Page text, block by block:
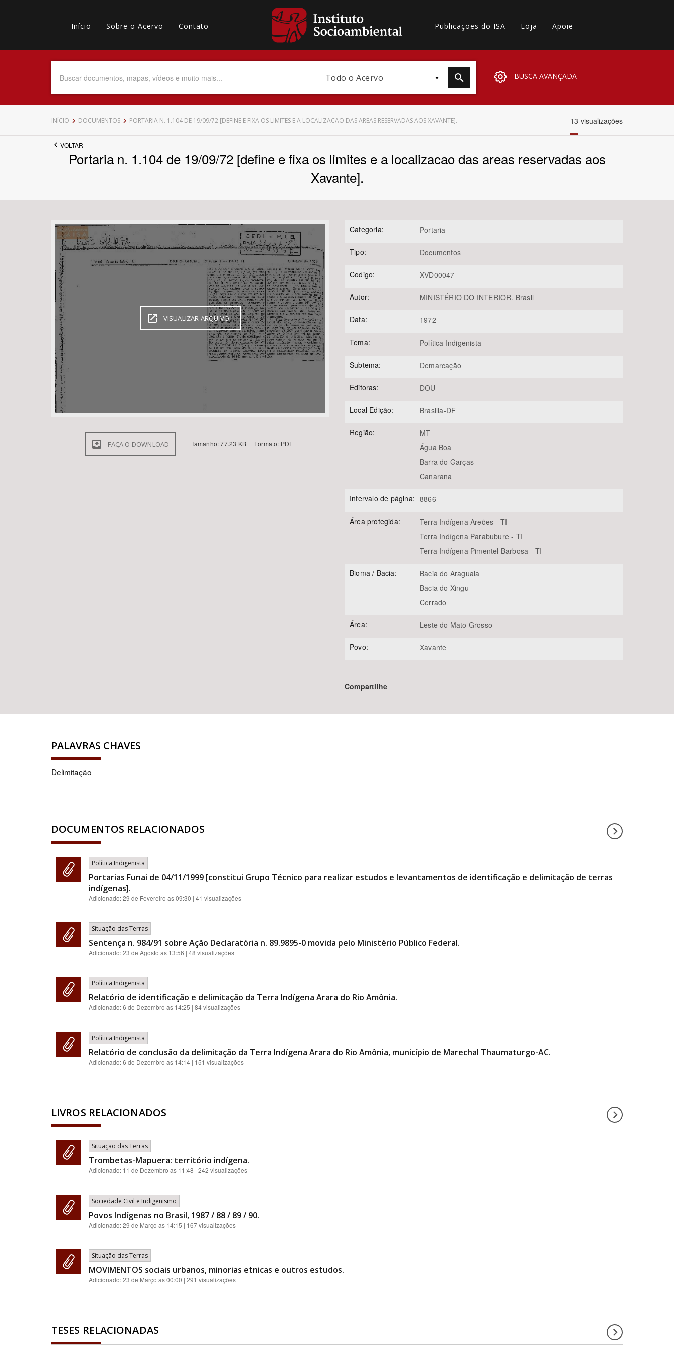
Main
navigation
Início Sobre o Acervo Contato
secundário
Publicações do ISA Loja Apoie
Todo o Acervo BUSCA AVANÇADA
Data do Documento Até
Área de Levantamento Área Protegida
INÍCIO DOCUMENTOS PORTARIA N. 1.104 DE 19/09/72 [DEFINE E FIXA OS LIMITES E A LOCALIZACAO DAS AREAS RESERVADAS AOS XAVANTE]. 13 visualizações
VOLTAR
Portaria n. 1.104 de 19/09/72 [define e fixa os limites e a localizacao das areas reservadas aos
Xavante].
VISUALIZAR ARQUIVO
FAÇA O DOWNLOAD Tamanho: 77.23 KB | Formato: PDF
Categoria: Portaria
Tipo: Documentos
Codigo: XVD00047
Autor: MINISTÉRIO DO INTERIOR. Brasil
Data: 1972
Tema: Política Indigenista
Subtema: Demarcação
Editoras: DOU
Local Edição: Brasilia-DF
Região:
MT
Água Boa
Barra do Garças
Canarana
Intervalo de página: 8866
Área protegida:
Terra Indígena Areões - TI
Terra Indígena Parabubure - TI
Terra Indígena Pimentel Barbosa - TI
Bioma / Bacia:
Bacia do Araguaia
Bacia do Xingu
Cerrado
Área: Leste do Mato Grosso
Povo: Xavante
Compartilhe
PALAVRAS CHAVES
Delimitação
DOCUMENTOS RELACIONADOS
Política Indigenista
Portarias Funai de 04/11/1999 [constitui Grupo Técnico para realizar estudos e levantamentos de identificação e delimitação de terras
indígenas].
Adicionado:29 de Fevereiro as 09:30 | 41 visualizações
Situação das Terras
Sentença n. 984/91 sobre Ação Declaratória n. 89.9895-0 movida pelo Ministério Público Federal.
Adicionado:23 de Agosto as 13:56 | 48 visualizações
Política Indigenista
Relatório de identificação e delimitação da Terra Indígena Arara do Rio Amônia.
Adicionado:6 de Dezembro as 14:25 | 84 visualizações
Política Indigenista
Relatório de conclusão da delimitação da Terra Indígena Arara do Rio Amônia, município de Marechal Thaumaturgo-AC.
Adicionado:6 de Dezembro as 14:14 | 151 visualizações
LIVROS RELACIONADOS
Situação das Terras
Trombetas-Mapuera: território indígena.
Adicionado: 11 de Dezembro as 11:48 | 242 visualizações
Sociedade Civil e Indigenismo
Povos Indígenas no Brasil, 1987 / 88 / 89 / 90.
Adicionado:29 de Março as 14:15 | 167 visualizações
Situação das Terras
MOVIMENTOS sociais urbanos, minorias etnicas e outros estudos.
Adicionado:23 de Março as 00:00 | 291 visualizações
TESES RELACIONADAS